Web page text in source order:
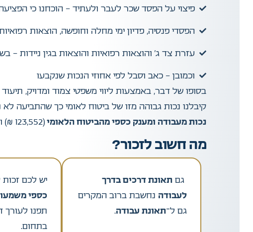
פיצוי על הפסד שכר לעבר ולעתיד – הוכחנו כי
הפסדי פנסיה, פדיון ימי מחלה וחופשה, הוצאות
עזרת צד ג’ והוצאות רפואיות והוצאות בגין ניידות –
וכמובן – כאב וסבל לפי אחוזי הנכות שנקבעו
בסופו של דבר, באמצעות ליווי משפטי צמוד ומדויק,
קיבלנו נכות גבוהה מזו של ביטוח לאומי כך שהתביעה
נכות מעבודה ומענק כספי מהביטוח הלאומי(123,552 ₪) והן בתביעה נפרדת על
מה חשוב לזכור?
גם תאונת דרכים בדרך
לעבודה נחשבת ברוב המקרים
גם ל־תאונת עבודה.
יש לכם
כספי
תפנו לעורך
בתחום.